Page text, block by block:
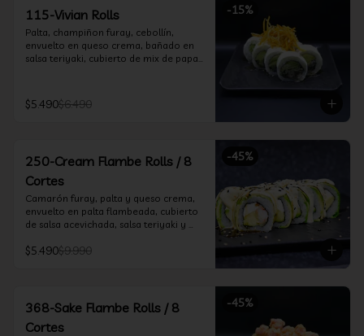
-15%
115-Vivian Rolls
Palta, champiñon furay, cebollín,
envuelto en queso crema, bañado en
salsa teriyaki, cubierto de mix de papas
$5.490$6.490
-45%
250-Cream Flambe Rolls / 8
Cortes
Camarón furay, palta y queso crema,
envuelto en palta flambeada, cubierto
de salsa acevichada, salsa teriyaki y
$5.490$9.990
-45%
368-Sake Flambe Rolls / 8
Cortes